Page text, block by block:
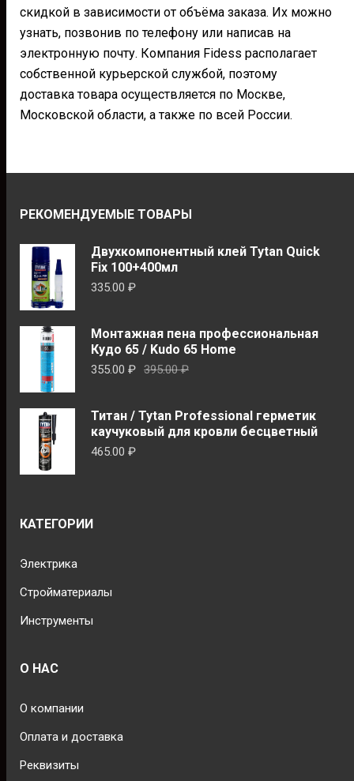
скидкой в зависимости от объёма заказа. Их можно
узнать, позвонив по телефону или написав на
электронную почту. Компания Fidess располагает
собственной курьерской службой, поэтому
доставка товара осуществляется по Москве,
Московской области, а также по всей России.
РЕКОМЕНДУЕМЫЕ ТОВАРЫ
Двухкомпонентный клей Tytan Quick
Fix 100+400мл
335.00 ₽
Монтажная пена профессиональная
Кудо 65 / Kudo 65 Home
395.00₽Первоначальная
395.00 ₽.
355.00 ₽
Текущая
Титан / Tytan Professional герметик
каучуковый для кровли бесцветный
465.00 ₽
КАТЕГОРИИ
Электрика
Стройматериалы
Инструменты
О НАС
О компании
Оплата и доставка
Реквизиты